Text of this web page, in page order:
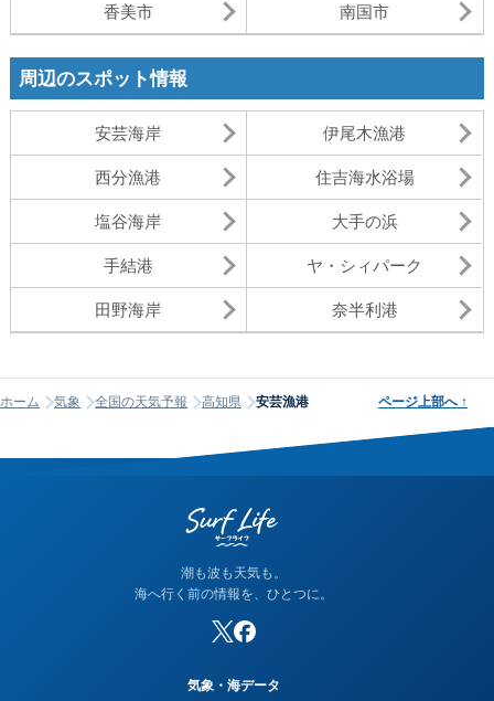
香美市 南国市
周辺のスポット情報
安芸海岸 伊尾木漁港
西分漁港 住吉海水浴場
塩谷海岸 大手の浜
手結港 ヤ・シィパーク
田野海岸 奈半利港
ホーム 気象 全国の天気予報 高知県 安芸漁港 ページ上部へ ↑
潮も波も天気も。
海へ行く前の情報を、ひとつに。
気象・海データ